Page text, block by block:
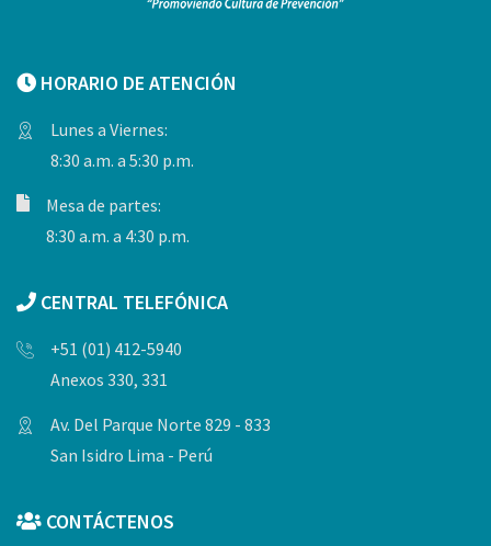
HORARIO DE ATENCIÓN
Lunes a Viernes:
8:30 a.m. a 5:30 p.m.
Mesa de partes:
8:30 a.m. a 4:30 p.m.
CENTRAL TELEFÓNICA
+51 (01) 412-5940
Anexos 330, 331
Av. Del Parque Norte 829 - 833
San Isidro Lima - Perú
CONTÁCTENOS